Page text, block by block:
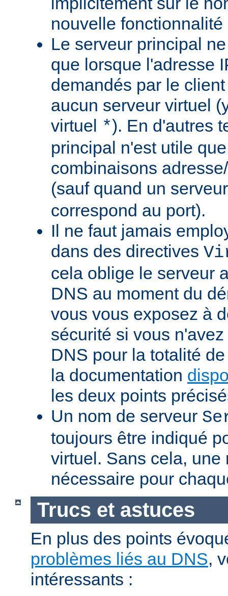
nouvelle
Le serveur principal
que lorsque l'adresse
demandés par le
aucun serveur virtuel
virtuel *). En d'autres
principal n'est utile
combinaisons
(sauf quand un
correspond au port).
Il ne faut jamais
dans des directives
cela oblige le serveur
DNS au moment du
vous vous exposez à
sécurité si vous
DNS pour la totalité
la documentation
les deux points
Un nom de serveur
toujours être indiqué
virtuel. Sans cela,
nécessaire pour
Trucs et astuces
En plus des points
problèmes liés au DNS,
intéressants :